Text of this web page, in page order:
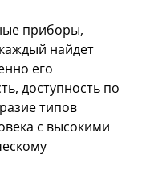
приборы,
найдет
его
доступность по
типов
с высокими